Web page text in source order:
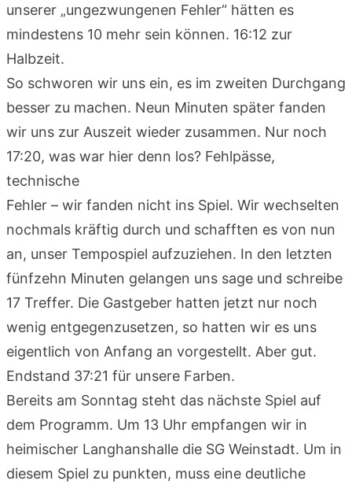
unserer „ungezwungenen Fehler“ hätten es
mindestens 10 mehr sein können. 16:12 zur
Halbzeit.
So schworen wir uns ein, es im zweiten Durchgang
besser zu machen. Neun Minuten später fanden
wir uns zur Auszeit wieder zusammen. Nur noch
17:20, was war hier denn los? Fehlpässe,
technische
Fehler – wir fanden nicht ins Spiel. Wir wechselten
nochmals kräftig durch und schafften es von nun
an, unser Tempospiel aufzuziehen. In den letzten
fünfzehn Minuten gelangen uns sage und schreibe
17 Treffer. Die Gastgeber hatten jetzt nur noch
wenig entgegenzusetzen, so hatten wir es uns
eigentlich von Anfang an vorgestellt. Aber gut.
Endstand 37:21 für unsere Farben.
Bereits am Sonntag steht das nächste Spiel auf
dem Programm. Um 13 Uhr empfangen wir in
heimischer Langhanshalle die SG Weinstadt. Um in
diesem Spiel zu punkten, muss eine deutliche